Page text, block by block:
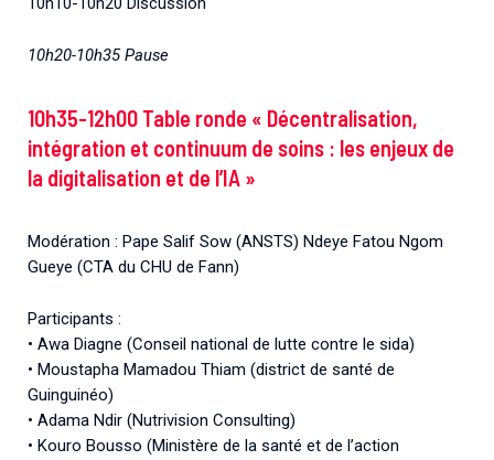
10h20-10h35 Pause
10h35-12h00 Table ronde « Décentralisation,
intégration et continuum de soins : les enjeux de
la digitalisation et de l’IA »
Modération : Pape Salif Sow (ANSTS) Ndeye Fatou Ngom
Gueye (CTA du CHU de Fann)
Participants :
• Awa Diagne (Conseil national de lutte contre le sida)
• Moustapha Mamadou Thiam (district de santé de
Guinguinéo)
• Adama Ndir (Nutrivision Consulting)
• Kouro Bousso (Ministère de la santé et de l’action